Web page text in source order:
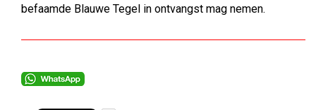
befaamde Blauwe Tegel in ontvangst mag nemen.